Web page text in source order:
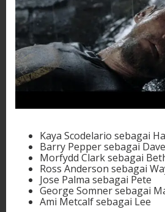
Kaya Scodelario sebagai
Barry Pepper sebagai
Morfydd Clark sebagai
Ross Anderson sebagai
Jose Palma sebagai Pete
George Somner sebagai
Ami Metcalf sebagai Lee